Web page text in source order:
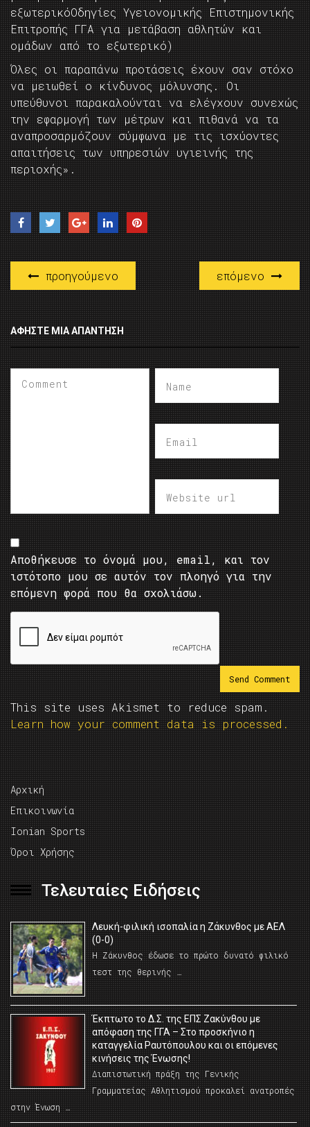
εξωτερικόΟδηγίες Υγειονομικής Επιστημονικής
Επιτροπής ΓΓΑ για μετάβαση αθλητών και
ομάδων από το εξωτερικό)
Όλες οι παραπάνω προτάσεις έχουν σαν στόχο
να μειωθεί ο κίνδυνος μόλυνσης. Οι
υπεύθυνοι παρακαλούνται να ελέγχουν συνεχώς
την εφαρμογή των μέτρων και πιθανά να τα
αναπροσαρμόζουν σύμφωνα με τις ισχύοντες
απαιτήσεις των υπηρεσιών υγιεινής της
περιοχής».
προηγούμενο επόμενο
ΑΦΉΣΤΕ ΜΙΑ ΑΠΆΝΤΗΣΗ
Αποθήκευσε το όνομά μου, email, και τον
ιστότοπο μου σε αυτόν τον πλοηγό για την
επόμενη φορά που θα σχολιάσω.
This site uses Akismet to reduce spam.
Learn how your comment data is processed.
Αρχική
Επικοινωνία
Ionian Sports
Όροι Χρήσης
Τελευταίες Ειδήσεις
Λευκή-φιλική ισοπαλία η Ζάκυνθος με ΑΕΛ
(0-0)
Η Ζάκυνθος έδωσε το πρώτο δυνατό φιλικό
τεστ της θερινής …
Έκπτωτο το Δ.Σ. της ΕΠΣ Ζακύνθου με
απόφαση της ΓΓΑ – Στο προσκήνιο η
καταγγελία Ραυτόπουλου και οι επόμενες
κινήσεις της Ένωσης!
Διαπιστωτική πράξη της Γενικής
Γραμματείας Αθλητισμού προκαλεί ανατροπές
στην Ένωση …